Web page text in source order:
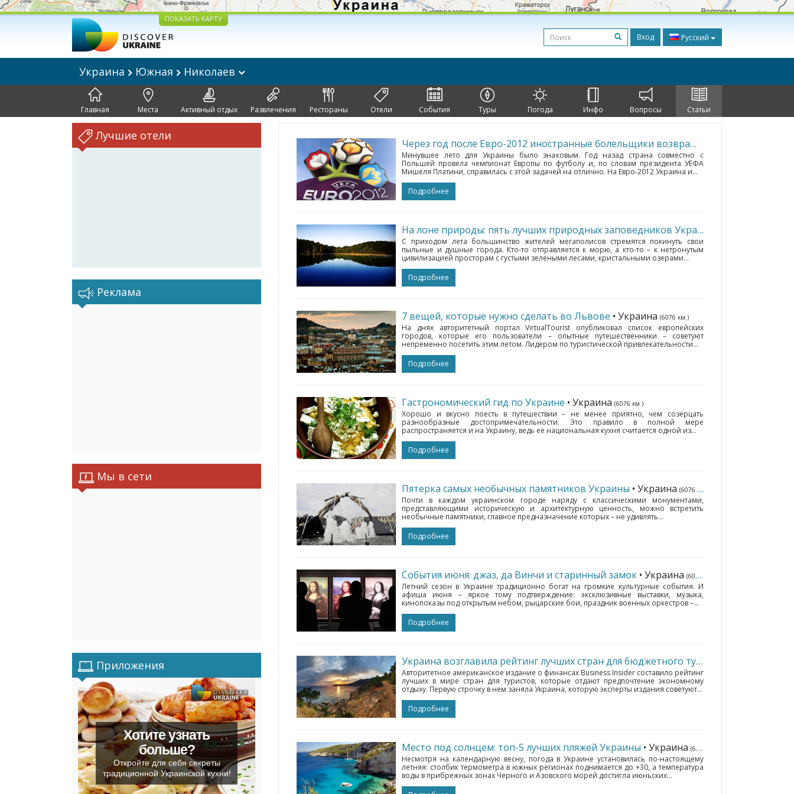
ПОКАЗАТЬ КАРТУ
Вход Русский
Украина Южная Николаев
Главная Места Активный отдых Развлечения Рестораны Отели События Туры Погода Инфо Вопросы Статьи
Лучшие отели
Реклама
Мы в сети
Приложения
Хотите узнать
больше?
Откройте для себя секреты
традиционной Украинской кухни!
Через год после Евро-2012 иностранные болельщики возвращаются в Украину
Минувшее лето для Украины было знаковым. Год назад страна совместно с
Польшей провела чемпионат Европы по футболу и, по словам президента УЕФА
Мишеля Платини, справилась с этой задачей на отлично. На Евро-2012 Украина и...
Подробнее
На лоне природы: пять лучших природных заповедников Украины
С приходом лета большинство жителей мегаполисов стремятся покинуть свои
пыльные и душные города. Кто-то отправляется к морю, а кто-то – к нетронутым
цивилизацией просторам с густыми зелеными лесами, кристальными озерами...
Подробнее
7 вещей, которые нужно сделать во Львове • Украина (6076 км.)
На днях авторитетный портал VirtualTourist опубликовал список европейских
городов, которые его пользователи – опытные путешественники – советуют
непременно посетить этим летом. Лидером по туристической привлекательности...
Подробнее
Гастрономический гид по Украине • Украина (6076 км.)
Хорошо и вкусно поесть в путешествии – не менее приятно, чем созерцать
разнообразные достопримечательности. Это правило в полной мере
распространяется и на Украину, ведь ее национальная кухня считается одной из...
Подробнее
Пятерка самых необычных памятников Украины • Украина (6076 км.)
Почти в каждом украинском городе наряду с классическими монументами,
представляющими историческую и архитектурную ценность, можно встретить
необычные памятники, главное предназначение которых – не удивлять...
Подробнее
События июня: джаз, да Винчи и старинный замок • Украина (6076 км.)
Летний сезон в Украине традиционно богат на громкие культурные события. И
афиша июня – яркое тому подтверждение: эксклюзивные выставки, музыка,
кинопоказы под открытым небом, рыцарские бои, праздник военных оркестров –...
Подробнее
Украина возглавила рейтинг лучших стран для бюджетного туризма
Авторитетное американское издание о финансах Business Insider составило рейтинг
лучших в мире стран для туристов, которые отдают предпочтение экономному
отдыху. Первую строчку в нем заняла Украина, которую эксперты издания советуют...
Подробнее
Место под солнцем: топ-5 лучших пляжей Украины • Украина (6076 км.)
Несмотря на календарную весну, погода в Украине установилась по-настоящему
летняя: столбик термометра в южных регионах поднимается до +30, а температура
воды в прибрежных зонах Черного и Азовского морей достигла июньских...